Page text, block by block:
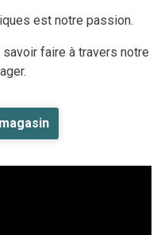
est notre passion.
faire à travers notre